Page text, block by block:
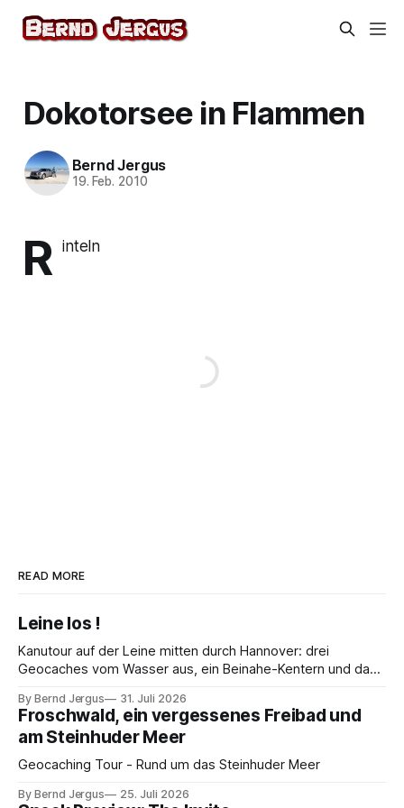
Dokotorsee in Flammen
Bernd Jergus
19. Feb. 2010
R inteln
READ MORE
Leine los !
Kanutour auf der Leine mitten durch Hannover: drei
Geocaches vom Wasser aus, ein Beinahe-Kentern und das
sollte.
By Bernd Jergus 31. Juli 2026
Froschwald, ein vergessenes Freibad und
am Steinhuder Meer
Geocaching Tour - Rund um das Steinhuder Meer
By Bernd Jergus 25. Juli 2026